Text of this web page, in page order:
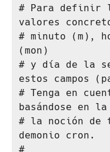
# Para definir
valores
# minuto (m),
(mon)
# y día de la
estos campos
# Tenga en
basándose en la
# la noción de
demonio cron.
#